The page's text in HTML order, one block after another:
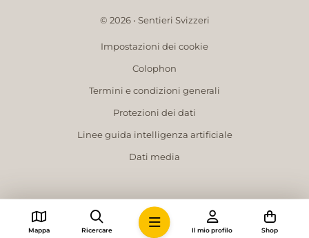
© 2026 • Sentieri Svizzeri
Impostazioni dei cookie
Colophon
Termini e condizioni generali
Protezioni dei dati
Linee guida intelligenza artificiale
Dati media
Mappa Ricercare Il mio profilo Shop